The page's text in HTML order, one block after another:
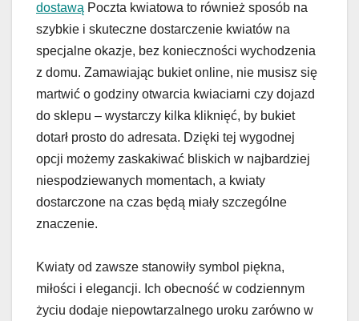
dostawą Poczta kwiatowa to również sposób na
szybkie i skuteczne dostarczenie kwiatów na
specjalne okazje, bez konieczności wychodzenia
z domu. Zamawiając bukiet online, nie musisz się
martwić o godziny otwarcia kwiaciarni czy dojazd
do sklepu – wystarczy kilka kliknięć, by bukiet
dotarł prosto do adresata. Dzięki tej wygodnej
opcji możemy zaskakiwać bliskich w najbardziej
niespodziewanych momentach, a kwiaty
dostarczone na czas będą miały szczególne
znaczenie.
Kwiaty od zawsze stanowiły symbol piękna,
miłości i elegancji. Ich obecność w codziennym
życiu dodaje niepowtarzalnego uroku zarówno w